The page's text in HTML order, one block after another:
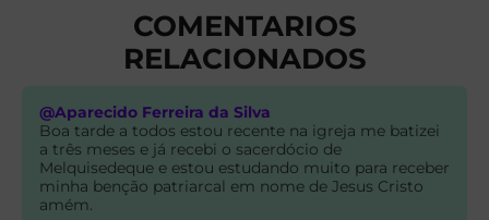
COMENTARIOS
RELACIONADOS
@Aparecido Ferreira da Silva
Boa tarde a todos estou recente na igreja me batizei
a três meses e já recebi o sacerdócio de
Melquisedeque e estou estudando muito para receber
minha benção patriarcal em nome de Jesus Cristo
amém.